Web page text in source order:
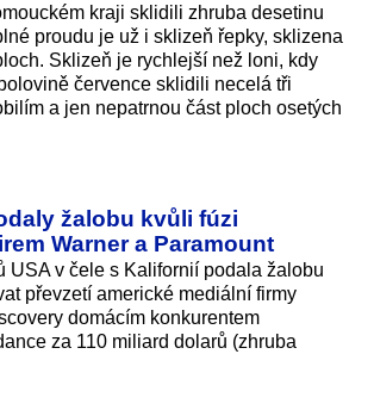
kraji sklidili zhruba desetinu
proudu je už i sklizeň řepky, sklizena
Sklizeň je rychlejší než loni, kdy
července sklidili necelá tři
a jen nepatrnou část ploch osetých
žalobu kvůli fúzi
Warner a Paramount
USA v čele s Kalifornií podala žalobu
převzetí americké mediální firmy
domácím konkurentem
za 110 miliard dolarů (zhruba